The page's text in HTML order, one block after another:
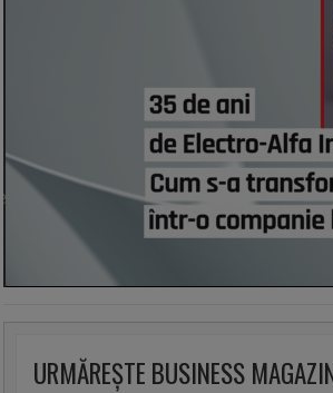
URMĂREȘTE BUSINESS